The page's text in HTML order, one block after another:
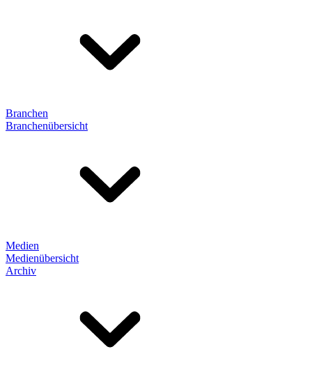
Branchen
Branchenübersicht
Medien
Medienübersicht
Archiv